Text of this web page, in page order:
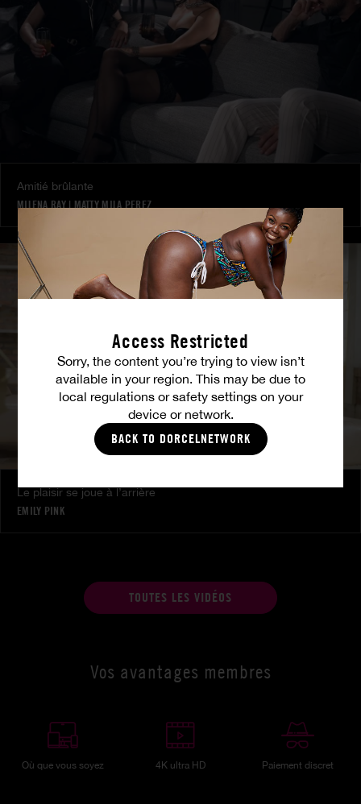
Access Restricted
Sorry, the content you’re trying to view isn’t
available in your region. This may be due to
local regulations or safety settings on your
device or network.
BACK TO DORCELNETWORK
Amitié brûlante
MILENA RAY| MATTY MILA PEREZ
Le plaisir se joue à l’arrière
EMILY PINK
TOUTES LES VIDÉOS
Vos avantages membres
Où que vous soyez 4K ultra HD Paiement discret